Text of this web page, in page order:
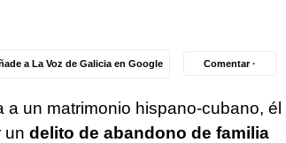
a La Voz de Galicia en Google Comentar ·
a un matrimonio hispano-cubano, él
un delito de abandono de familia